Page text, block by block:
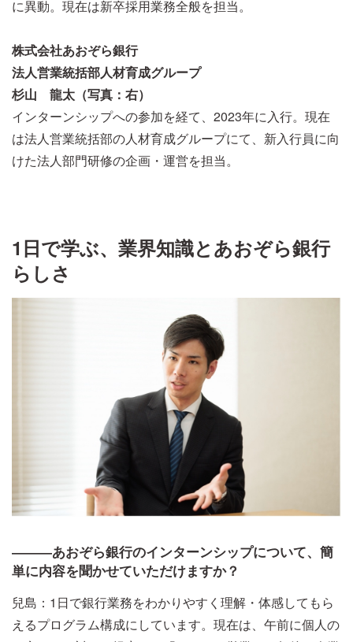
に異動。現在は新卒採用業務全般を担当。
株式会社あおぞら銀行
法人営業統括部人材育成グループ
杉山 龍太（写真：右）
インターンシップへの参加を経て、2023年に入行。現在
は法人営業統括部の人材育成グループにて、新入行員に向
けた法人部門研修の企画・運営を担当。
1日で学ぶ、業界知識とあおぞら銀行
らしさ
―――あおぞら銀行のインターンシップについて、簡
単に内容を聞かせていただけますか？
兒島：1日で銀行業務をわかりやすく理解・体感してもら
えるプログラム構成にしています。現在は、午前に個人の